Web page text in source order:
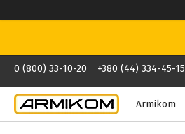
0 (800) 33-10-20 +380 (44) 334-45-15
Armikom